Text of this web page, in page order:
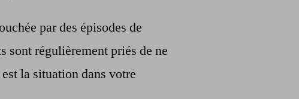
l’UFC-
par des épisodes de
sont régulièrement priés de ne
la situation dans votre